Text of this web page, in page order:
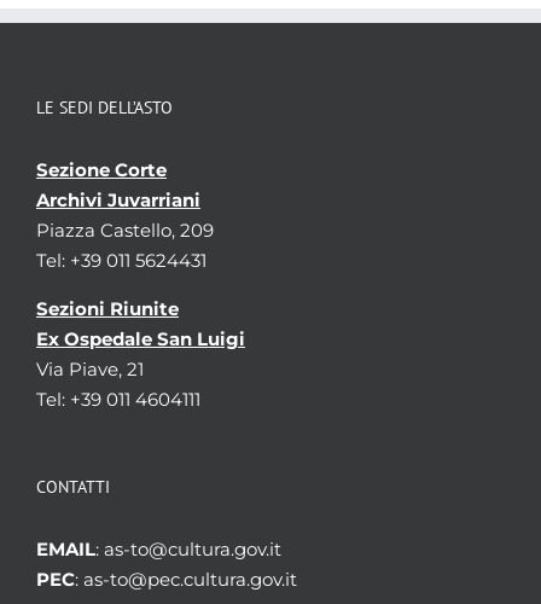
LE SEDI DELL’ASTO
Sezione Corte
Archivi Juvarriani
Piazza Castello, 209
Tel: +39 011 5624431
Sezioni Riunite
Ex Ospedale San Luigi
Via Piave, 21
Tel: +39 011 4604111
CONTATTI
EMAIL: as-to@cultura.gov.it
PEC: as-to@pec.cultura.gov.it